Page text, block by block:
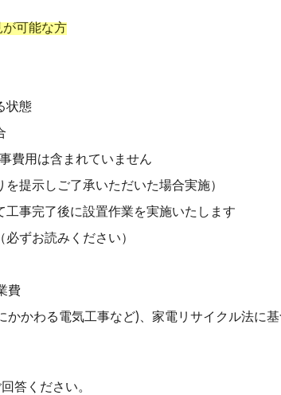
が可能な方
状態
費用は含まれていません
提示しご了承いただいた場合実施）
事完了後に設置作業を実施いたします
ずお読みください）
費
かわる電気工事など)、家電リサイクル法に
答ください。